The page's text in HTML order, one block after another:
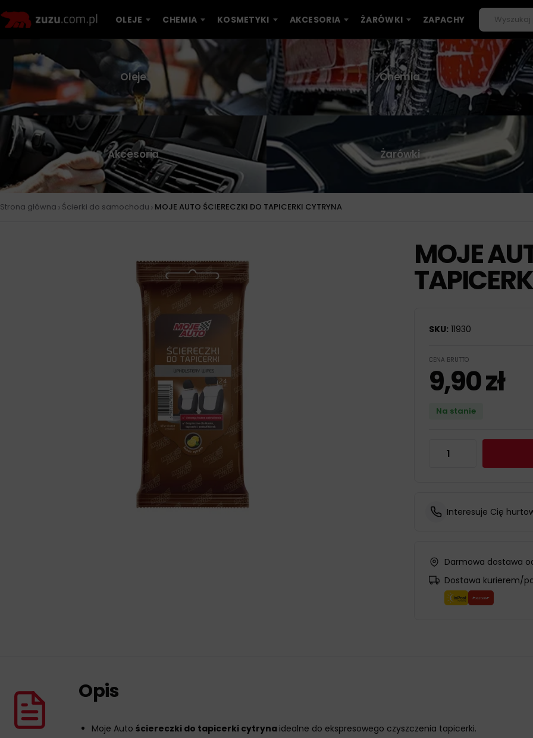
OLEJE CHEMIA KOSMETYKI AKCESORIA ŻARÓWKI ZAPACHY
Oleje Chemia
Akcesoria Żarówki
Strona główna › Ścierki do samochodu › MOJE AUTO ŚCIERECZKI DO TAPICERKI CYTRYNA
MOJE
SKU: 11930
CENA BRUTTO
9,90zł
Na stanie
Interesuje Cię
Darmowa dostawa
Dostawa kurierem/
Opis
Moje Auto ściereczki do tapicerki cytryna idealne do ekspresowego czyszczenia tapicerki.